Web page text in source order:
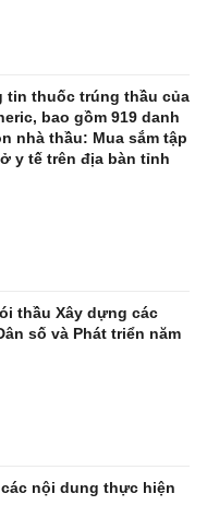
tin thuốc trúng thầu của
bao gồm 919 danh
nhà thầu: Mua sắm tập
y tế trên địa bàn tỉnh
thầu Xây dựng các
số và Phát triển năm
nội dung thực hiện